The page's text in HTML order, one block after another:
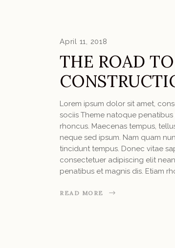
April 11, 2018
THE ROAD
Lorem ipsum dolor sit amet,
sociis Theme natoque
rhoncus. Maecenas tempus,
neque sed ipsum. Nam quam
tincidunt tempus. Donec vitae
consectetuer adipiscing elit
penatibus et magnis dis. Etiam
READ MORE